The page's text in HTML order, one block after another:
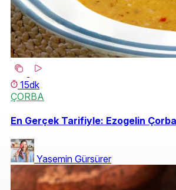
15dk
ÇORBA
En Gerçek Tarifiyle: Ezogelin
Yasemin Gürsürer